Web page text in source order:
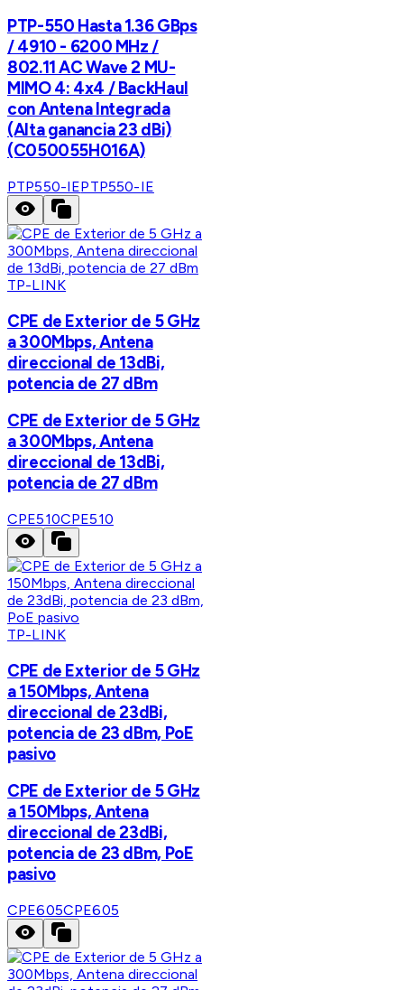
PTP-550 Hasta 1.36 GBps
/ 4910 - 6200 MHz /
802.11 AC Wave 2 MU-
MIMO 4: 4x4 / BackHaul
con Antena Integrada
(Alta ganancia 23 dBi)
(C050055H016A)
PTP550-IEPTP550-IE
TP-LINK
CPE de Exterior de 5 GHz
a 300Mbps, Antena
direccional de 13dBi,
potencia de 27 dBm
CPE de Exterior de 5 GHz
a 300Mbps, Antena
direccional de 13dBi,
potencia de 27 dBm
CPE510CPE510
TP-LINK
CPE de Exterior de 5 GHz
a 150Mbps, Antena
direccional de 23dBi,
potencia de 23 dBm, PoE
pasivo
CPE de Exterior de 5 GHz
a 150Mbps, Antena
direccional de 23dBi,
potencia de 23 dBm, PoE
pasivo
CPE605CPE605